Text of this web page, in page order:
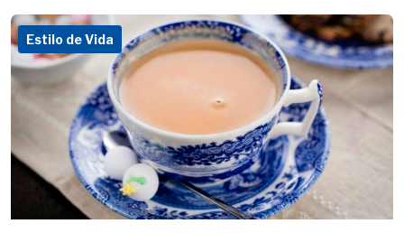
Estilo de Vida